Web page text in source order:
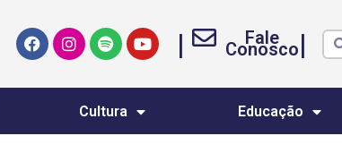
| Fale
Conosco|
Cultura Educação